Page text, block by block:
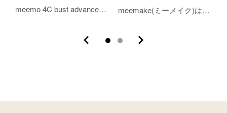
meemo 4C bust advanced cream(フワリーモ)は、芸能界からも注目され、雑誌・メディアでも活躍する整体師「朝井麗華」先生プロデュースの、バストケアクリームです。つややかでふっくらした美胸へ導く、4大ボリュームサポート成分を贅沢に配合しています。ハリのあるふっくらとしたバストを目指すあなたへおすすめです。 「meemo 4C bust advanced cream(4Cクリーム)」はご好評につき商品の出荷までにお時間をいただいております。 誠に恐れ入りますが、7/28新規ご注文分より、10月下旬以降順次発送となりますのであらかじめご了承ください。 予約をご希望のお客様は通常どおりお申し込みください。なお、予約注文受付完了後のキャンセルはお受けできかねます。 meemake(ミーメイク)は、芸能界からも注目され、雑誌・メディアでも活躍する整体師「朝井麗華」さんプロデュースの、日中用育乳ブラです。立体縫製がバストを優しく包み込み、ノンワイヤーながら、バストを立体的に保ちます。健康美溢れる体づくりを目指すあなたへおすすめです。